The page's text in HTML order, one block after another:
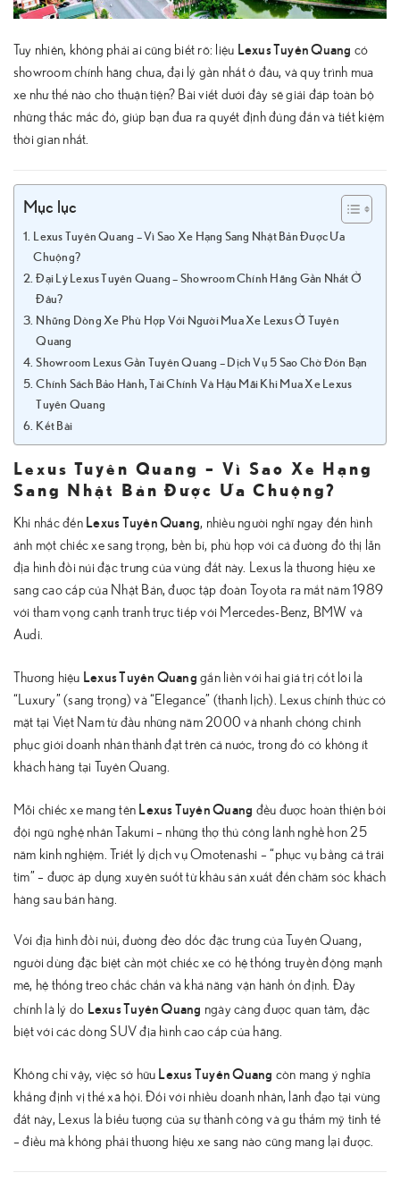
Tuy nhiên, không phải ai cũng biết rõ: liệu Lexus Tuyên Quang có
showroom chính hãng chưa, đại lý gần nhất ở đâu, và quy trình mua
xe như thế nào cho thuận tiện? Bài viết dưới đây sẽ giải đáp toàn bộ
những thắc mắc đó, giúp bạn đưa ra quyết định đúng đắn và tiết kiệm
thời gian nhất.
Mục lục
Lexus Tuyên Quang – Vì Sao Xe Hạng Sang Nhật Bản Được Ưa
Chuộng?
Đại Lý Lexus Tuyên Quang – Showroom Chính Hãng Gần Nhất Ở
Đâu?
Những Dòng Xe Phù Hợp Với Người Mua Xe Lexus Ở Tuyên
Quang
Showroom Lexus Gần Tuyên Quang – Dịch Vụ 5 Sao Chờ Đón Bạn
Chính Sách Bảo Hành, Tài Chính Và Hậu Mãi Khi Mua Xe Lexus
Tuyên Quang
Kết Bài
Lexus Tuyên Quang – Vì Sao Xe Hạng
Sang Nhật Bản Được Ưa Chuộng?
Khi nhắc đến Lexus Tuyên Quang, nhiều người nghĩ ngay đến hình
ảnh một chiếc xe sang trọng, bền bỉ, phù hợp với cả đường đô thị lẫn
địa hình đồi núi đặc trưng của vùng đất này. Lexus là thương hiệu xe
sang cao cấp của Nhật Bản, được tập đoàn Toyota ra mắt năm 1989
với tham vọng cạnh tranh trực tiếp với Mercedes-Benz, BMW và
Audi.
Thương hiệu Lexus Tuyên Quang gắn liền với hai giá trị cốt lõi là
“Luxury” (sang trọng) và “Elegance” (thanh lịch). Lexus chính thức có
mặt tại Việt Nam từ đầu những năm 2000 và nhanh chóng chinh
phục giới doanh nhân thành đạt trên cả nước, trong đó có không ít
khách hàng tại Tuyên Quang.
Mỗi chiếc xe mang tên Lexus Tuyên Quang đều được hoàn thiện bởi
đội ngũ nghệ nhân Takumi – những thợ thủ công lành nghề hơn 25
năm kinh nghiệm. Triết lý dịch vụ Omotenashi – “phục vụ bằng cả trái
tim” – được áp dụng xuyên suốt từ khâu sản xuất đến chăm sóc khách
hàng sau bán hàng.
Với địa hình đồi núi, đường đèo dốc đặc trưng của Tuyên Quang,
người dùng đặc biệt cần một chiếc xe có hệ thống truyền động mạnh
mẽ, hệ thống treo chắc chắn và khả năng vận hành ổn định. Đây
chính là lý do Lexus Tuyên Quang ngày càng được quan tâm, đặc
biệt với các dòng SUV địa hình cao cấp của hãng.
Không chỉ vậy, việc sở hữu Lexus Tuyên Quang còn mang ý nghĩa
khẳng định vị thế xã hội. Đối với nhiều doanh nhân, lãnh đạo tại vùng
đất này, Lexus là biểu tượng của sự thành công và gu thẩm mỹ tinh tế
– điều mà không phải thương hiệu xe sang nào cũng mang lại được.